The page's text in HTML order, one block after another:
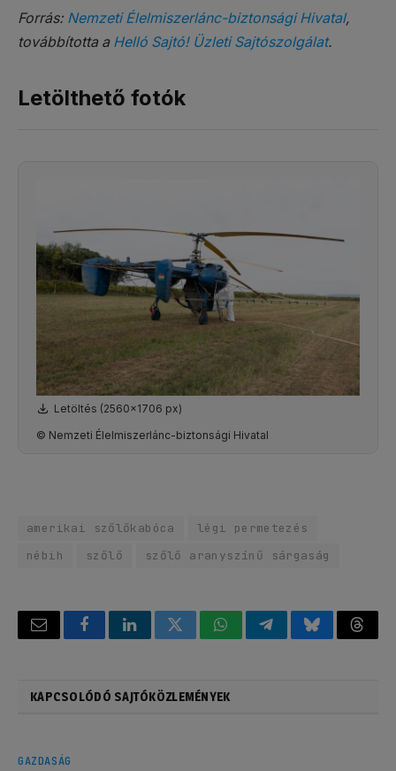
Forrás: Nemzeti Élelmiszerlánc-biztonsági Hivatal,
továbbította a Helló Sajtó! Üzleti Sajtószolgálat.
Letölthető fotók
Letöltés (2560x1706 px)
© Nemzeti Élelmiszerlánc-biztonsági Hivatal
amerikai szőlőkabóca
légi permetezés
nébih
szőlő szőlő aranyszínű sárgaság
Email FacebookLinkedInTwitterWhatsAppTelegramBluesky
KAPCSOLÓDÓ SAJTÓKÖZLEMÉNYEK
GAZDASÁG